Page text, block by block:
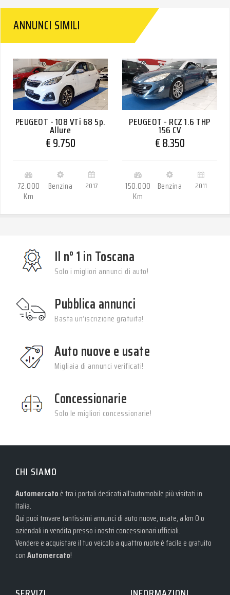
ANNUNCI SIMILI
PEUGEOT - 108 VTi 68 5p.
Allure
€ 9.750
72.000
Km
Benzina 2017
PEUGEOT - RCZ 1.6 THP
156 CV
€ 8.350
150.000
Km
Benzina 2011
Il n° 1 in Toscana
Solo i migliori annunci di auto!
Pubblica annunci
Basta un’iscrizione gratuita!
Auto nuove e usate
Migliaia di annunci verificati!
Concessionarie
Solo le migliori concessionarie!
CHI SIAMO
Automercato è tra i portali dedicati all'automobile più visitati in
Italia.
Qui puoi trovare tantissimi annunci di auto nuove, usate, a km 0 o
aziendali in vendita presso i nostri concessionari ufficiali.
Vendere e acquistare il tuo veicolo a quattro ruote è facile e gratuito
conAutomercato!